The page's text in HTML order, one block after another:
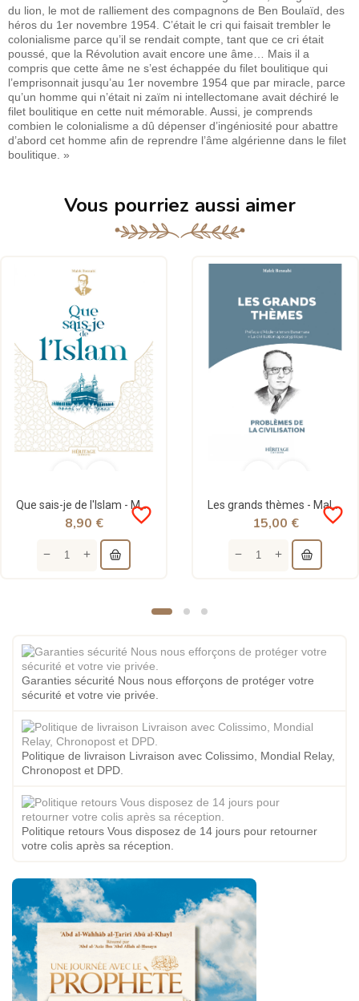
du lion, le mot de ralliement des compagnons de Ben Boulaïd, des
héros du 1er novembre 1954. C’était le cri qui faisait trembler le
colonialisme parce qu’il se rendait compte, tant que ce cri était
poussé, que la Révolution avait encore une âme… Mais il a
compris que cette âme ne s’est échappée du filet boulitique qui
l’emprisonnait jusqu’au 1er novembre 1954 que par miracle, parce
qu’un homme qui n’était ni zaïm ni intellectomane avait déchiré le
filet boulitique en cette nuit mémorable. Aussi, je comprends
combien le colonialisme a dû dépenser d’ingéniosité pour abattre
d’abord cet homme afin de reprendre l’âme algérienne dans le filet
boulitique. »
Vous pourriez aussi aimer
Que sais-je de l'Islam - Malek Bennabi - Éditions Héritage
favorite_border
8,90 €
Les grands thèmes - Malek Bennabi - Héritage
favorite_border
15,00 €
Garanties sécurité Nous nous efforçons de protéger votre
sécurité et votre vie privée.
Politique de livraison Livraison avec Colissimo, Mondial Relay,
Chronopost et DPD.
Politique retours Vous disposez de 14 jours pour retourner
votre colis après sa réception.